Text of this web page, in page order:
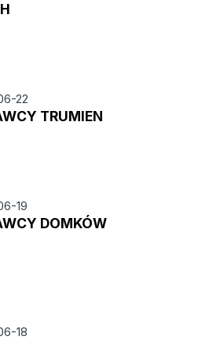
22
TRUMIEN
19
DOMKÓW
18